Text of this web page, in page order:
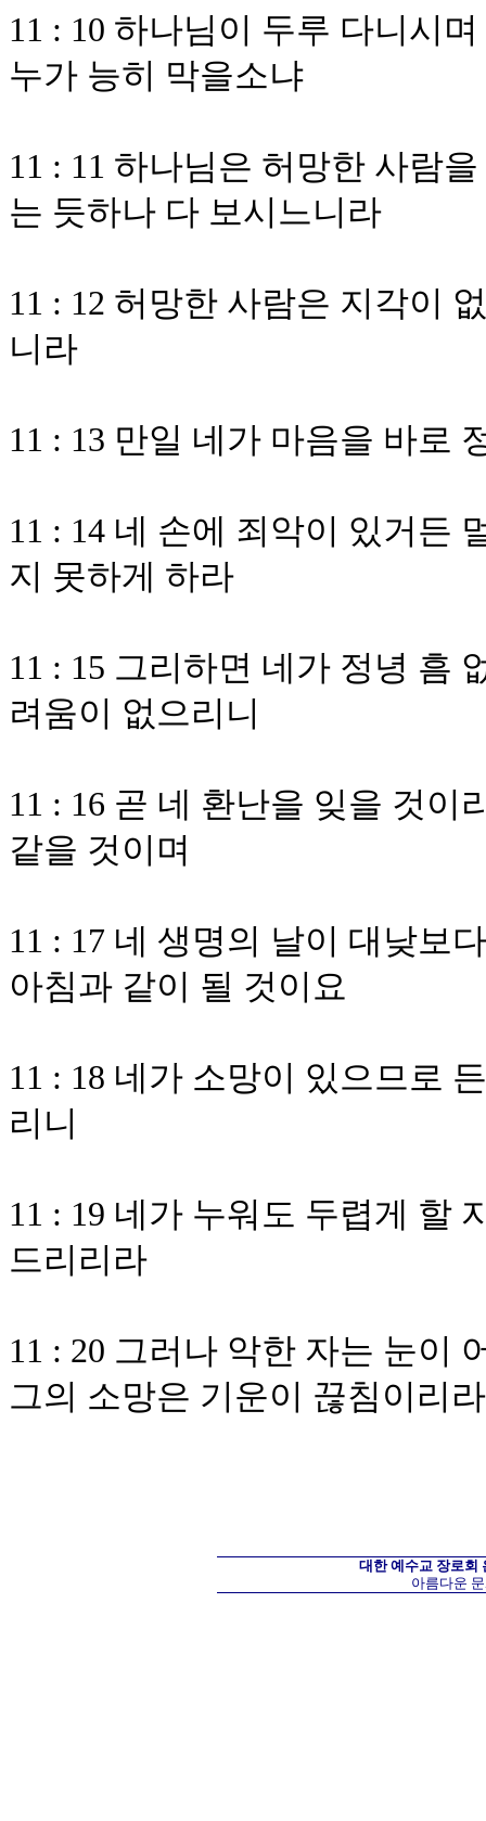
11 : 10 하나님이 두루 다니시
누가 능히 막을소냐
11 : 11 하나님은 허망한 사람
는 듯하나 다 보시느니라
11 : 12 허망한 사람은 지각이
니라
11 : 13 만일 네가 마음을 바로
11 : 14 네 손에 죄악이 있거든
지 못하게 하라
11 : 15 그리하면 네가 정녕 흠
려움이 없으리니
11 : 16 곧 네 환난을 잊을 것이
같을 것이며
11 : 17 네 생명의 날이 대낮보
아침과 같이 될 것이요
11 : 18 네가 소망이 있으므로
리니
11 : 19 네가 누워도 두렵게 할
드리리라
11 : 20 그러나 악한 자는 눈이
그의 소망은 기운이 끊침이리라
대한 예수교 장로회
아름다운